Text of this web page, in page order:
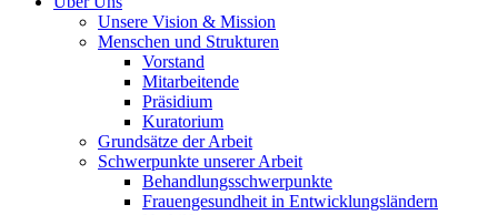
Unsere Vision & Mission
Menschen und Strukturen
Vorstand
Mitarbeitende
Präsidium
Kuratorium
Grundsätze der Arbeit
Schwerpunkte unserer Arbeit
Behandlungs­schwerpunkte
Frauengesundheit in Entwicklungsländern